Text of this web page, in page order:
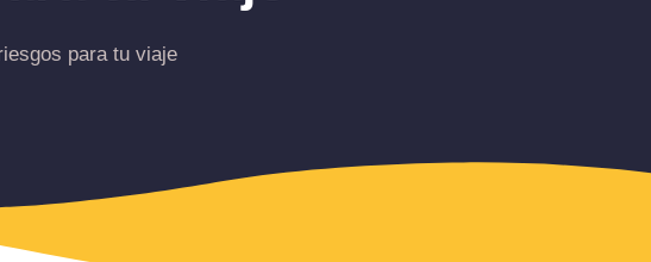
para tu viaje